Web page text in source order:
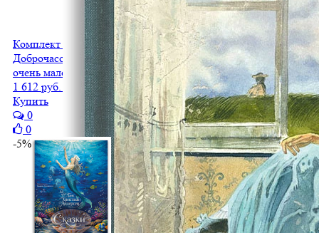
Комплект "Школьные приключения Хвостика. 2 книги"
Доброчасова Аня
очень мало
1 612 руб.
1 531 руб.
Купить
0
0
-5%